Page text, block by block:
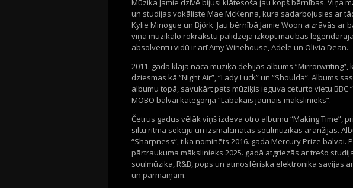
Mūzika Jamie dzīvē bijusi klātesoša jau kopš bērnības. Viņa
un studijas vokāliste Mae McKenna, kura sadarbojusies ar
Kylie Minogue un Björk. Jau bērnībā Jamie Woon aizrāvās ar
viņa muzikālo rokrakstu palīdzēja izkopt mācības
absolventu vidū ir arī Amy Winehouse, Adele un Olivia Dean.
2011. gadā klajā nāca mūziķa debijas albums
dziesmas kā “Night Air”, “Lady Luck” un “Shoulda”. Albums
albumu topā, savukārt pats mūziķis ieguva ceturto vietu BBC
MOBO balvai kategorijā “Labākais jaunais mākslinieks”.
Četrus gadus vēlāk viņš izdeva otro albumu “Making Time”,
siltu ritma sekciju un izsmalcinātas soulmūzikas aranžijas.
“Sharpness”, tika nominēts 2016. gada Mercury Prize balvai.
pārtraukuma mākslinieks 2025. gadā atgriezās ar trešo
soulmūzika, R&B, pops un atmosfēriska elektronika savijas
un pārmaiņām.